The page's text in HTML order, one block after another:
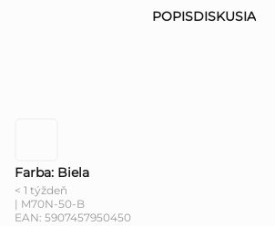
POPISDISKUSIA
Farba: Biela
< 1 týždeň
| M70N-50-B
EAN: 5907457950450